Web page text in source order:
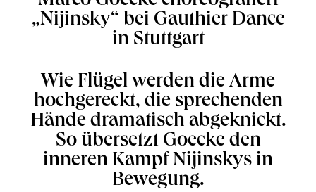
„Nijinsky“ bei Gauthier Dance
in Stuttgart
Wie Flügel werden die Arme
hochgereckt, die sprechenden
Hände dramatisch abgeknickt.
So übersetzt Goecke den
inneren Kampf Nijinskys in
Bewegung.